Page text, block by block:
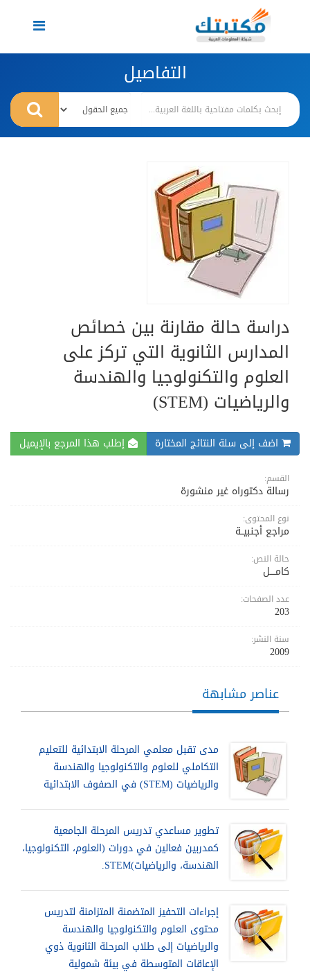
Toggle
navigation
التفاصيل
دراسة حالة مقارنة بين خصائص
المدارس الثانوية التي تركز على
العلوم والتكنولوجيا والهندسة
والرياضيات (STEM)
اضف إلى سلة النتائج المختارة إطلب هذا المرجع بالإيميل
القسم:
رسالة دكتوراه غير منشورة
نوع المحتوى:
مراجع أجنبيــة
حالة النص:
كامــــل
عدد الصفحات:
203
سنة النشر:
2009
عناصر مشابهة
مدى تقبل معلمي المرحلة الابتدائية للتعليم
التكاملي للعلوم والتكنولوجيا والهندسة
والرياضيات (STEM) في الصفوف الابتدائية
تطوير مساعدي تدريس المرحلة الجامعية
كمدربين فعالين في دورات (العلوم، التكنولوجيا،
الهندسة، والرياضيات)STEM.
إجراءات التحفيز المتضمنة المتزامنة لتدريس
محتوى العلوم والتكنولوجيا والهندسة
والرياضيات إلى طلاب المرحلة الثانوية ذوي
الإعاقات المتوسطة في بيئة شمولية